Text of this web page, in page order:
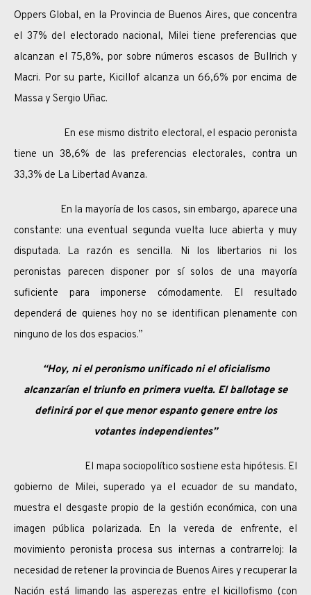
Oppers Global, en la Provincia de Buenos Aires, que concentra
el 37% del electorado nacional, Milei tiene preferencias que
alcanzan el 75,8%, por sobre números escasos de Bullrich y
Macri. Por su parte, Kicillof alcanza un 66,6% por encima de
Massa y Sergio Uñac.
En ese mismo distrito electoral, el espacio peronista
tiene un 38,6% de las preferencias electorales, contra un
33,3% de La Libertad Avanza.
En la mayoría de los casos, sin embargo, aparece una
constante: una eventual segunda vuelta luce abierta y muy
disputada. La razón es sencilla. Ni los libertarios ni los
peronistas parecen disponer por sí solos de una mayoría
suficiente para imponerse cómodamente. El resultado
dependerá de quienes hoy no se identifican plenamente con
ninguno de los dos espacios.”
“Hoy, ni el peronismo unificado ni el oficialismo
alcanzarían el triunfo en primera vuelta. El ballotage se
definirá por el que menor espanto genere entre los
votantes independientes”
El mapa sociopolítico sostiene esta hipótesis. El
gobierno de Milei, superado ya el ecuador de su mandato,
muestra el desgaste propio de la gestión económica, con una
imagen pública polarizada. En la vereda de enfrente, el
movimiento peronista procesa sus internas a contrarreloj: la
necesidad de retener la provincia de Buenos Aires y recuperar la
Nación está limando las asperezas entre el kicillofismo (con